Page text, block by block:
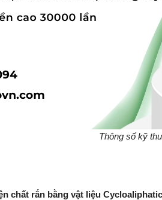
Thông số kỹ
chất rắn bằng vật liệu Cycloaliphatic